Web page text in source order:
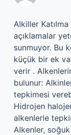
Alkiller
açıklamalar
sunmuyor. Bu
küçük bir ek
verir .
bulunur:
tepkimesi
Hidrojen
alkenlerle
Alkenler,